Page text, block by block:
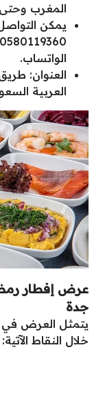
المغرب
يمكن
الواتساب.
العنوان:
العربية
عرض إفطار
جدة
يتمثل العرض في
خلال النقاط الآتية: